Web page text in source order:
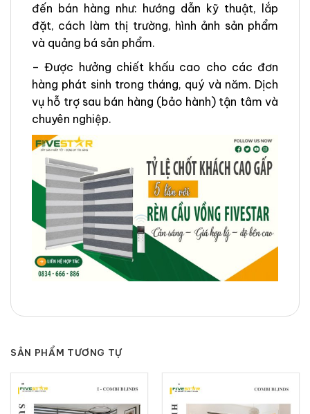
đến bán hàng như: hướng dẫn kỹ thuật, lắp
đặt, cách làm thị trường, hình ảnh sản phẩm
và quảng bá sản phẩm.
– Được hưởng chiết khấu cao cho các đơn
hàng phát sinh trong tháng, quý và năm. Dịch
vụ hỗ trợ sau bán hàng (bảo hành) tận tâm và
chuyên nghiệp.
SẢN PHẨM TƯƠNG TỰ